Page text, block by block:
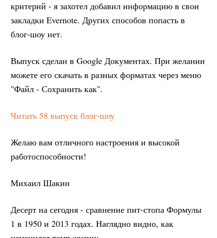
критерий - я захотел добавил информацию в свои
закладки Evernote. Других способов попасть в
блог-шоу нет.
Выпуск сделан в Google Документах. При желании
можете его скачать в разных форматах через меню
"Файл - Сохранить как".
Читать 58 выпуск блог-шоу
Желаю вам отличного настроения и высокой
работоспособности!
Михаил Шакин
Десерт на сегодня - сравнение пит-стопа Формулы
1 в 1950 и 2013 годах. Наглядно видно, как